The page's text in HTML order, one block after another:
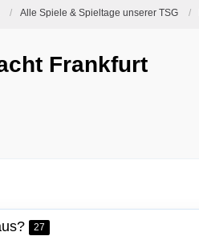
Alle Spiele & Spieltage unserer TSG
Frankfurt
27